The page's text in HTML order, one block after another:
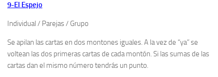
9-El Espejo
Individual / Parejas / Grupo
Se apilan las cartas en dos montones iguales. A la vez de “ya” se
voltean las dos primeras cartas de cada montón. Si las sumas de las
cartas dan el mismo número tendrás un punto.